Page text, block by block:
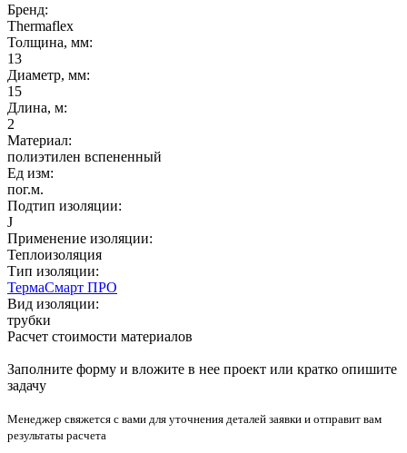
Бренд:
Thermaflex
Толщина, мм:
13
Диаметр, мм:
15
Длина, м:
2
Материал:
полиэтилен вспененный
Ед изм:
пог.м.
Подтип изоляции:
J
Применение изоляции:
Теплоизоляция
Тип изоляции:
ТермаСмарт ПРО
Вид изоляции:
трубки
Расчет стоимости материалов
Заполните форму и вложите в нее проект или кратко опишите
задачу
Менеджер свяжется с вами для уточнения деталей заявки и отправит вам
результаты расчета